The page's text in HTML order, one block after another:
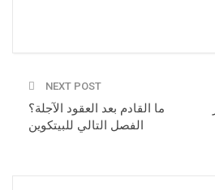
NEXT POST
ما القادم بعد العقود الآجلة؟
الفصل التالي للبيتكوين